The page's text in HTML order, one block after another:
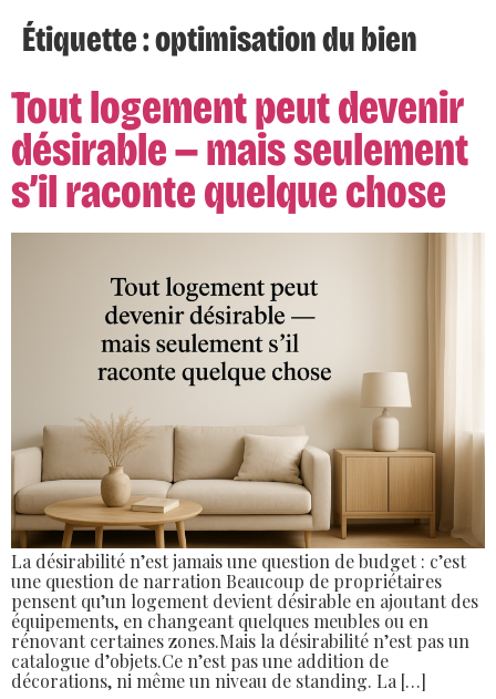
Étiquette :optimisation du bien
Tout logement peut devenir
désirable — mais seulement
s’il raconte quelque chose
La désirabilité n’est jamais une question de budget : c’est
une question de narration Beaucoup de propriétaires
pensent qu’un logement devient désirable en ajoutant des
équipements, en changeant quelques meubles ou en
rénovant certaines zones.Mais la désirabilité n’est pas un
catalogue d’objets.Ce n’est pas une addition de
décorations, ni même un niveau de standing. La […]